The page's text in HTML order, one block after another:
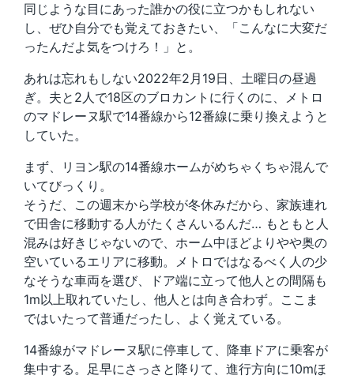
同じような目にあった誰かの役に立つかもしれない
し、ぜひ自分でも覚えておきたい、「こんなに大変だ
ったんだよ気をつけろ！」と。
あれは忘れもしない2022年2月19日、土曜日の昼過
ぎ。夫と2人で18区のブロカントに行くのに、メトロ
のマドレーヌ駅で14番線から12番線に乗り換えようと
していた。
まず、リヨン駅の14番線ホームがめちゃくちゃ混んで
いてびっくり。
そうだ、この週末から学校が冬休みだから、家族連れ
で田舎に移動する人がたくさんいるんだ… もともと人
混みは好きじゃないので、ホーム中ほどよりやや奥の
空いているエリアに移動。メトロではなるべく人の少
なそうな車両を選び、ドア端に立って他人との間隔も
1m以上取れていたし、他人とは向き合わず。ここま
ではいたって普通だったし、よく覚えている。
14番線がマドレーヌ駅に停車して、降車ドアに乗客が
集中する。足早にさっさと降りて、進行方向に10mほ